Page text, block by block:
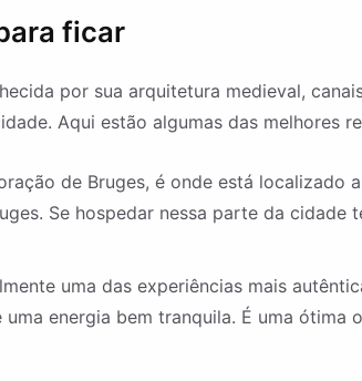
ficar
por sua arquitetura medieval,
Aqui estão algumas das melhores
de Bruges, é onde está localizado
Se hospedar nessa parte da
uma das experiências mais
energia bem tranquila. É uma